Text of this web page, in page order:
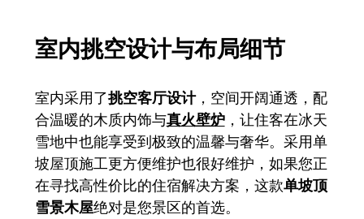
室内挑空设计与布局细节
室内采用了挑空客厅设计，空间开阔通透，配
合温暖的木质内饰与真火壁炉，让住客在冰天
雪地中也能享受到极致的温馨与奢华。采用单
坡屋顶施工更方便维护也很好维护，如果您正
在寻找高性价比的住宿解决方案，这款单坡顶
雪景木屋绝对是您景区的首选。